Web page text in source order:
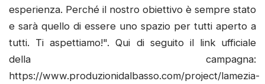
esperienza. Perché il nostro obiettivo è sempre stato
e sarà quello di essere uno spazio per tutti aperto a
tutti. Ti aspettiamo!". Qui di seguito il link ufficiale
della campagna:
https://www.produzionidalbasso.com/project/lamezia-